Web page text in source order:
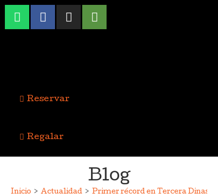
Reservar
Regalar
Blog
Inicio > Actualidad > Primer récord en Tercera